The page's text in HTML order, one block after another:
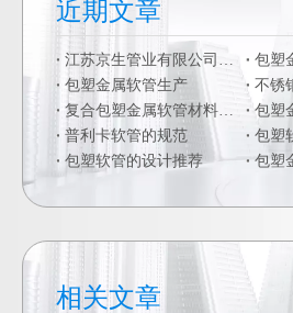
近期文章
江苏京生管业有限公司危险废物管理制度公司
包塑
包塑金属软管生产
复合包塑金属软管材料的二次加工
包塑
普利卡软管的规范
包塑
包塑软管的设计推荐
包塑
相关文章